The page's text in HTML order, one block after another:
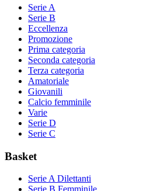
Serie A
Serie B
Eccellenza
Promozione
Prima categoria
Seconda categoria
Terza categoria
Amatoriale
Giovanili
Calcio femminile
Varie
Serie D
Serie C
Basket
Serie A Dilettanti